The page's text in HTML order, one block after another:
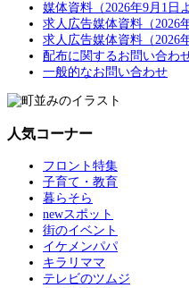
媒体資料（2026年9月1日
求人広告媒体資料（2026
求人広告媒体資料（2026
配布に関するお問い合わ
一般的なお問い合わせ
人気コーナー
フロント特集
子育て・教育
暮らそら
newスポット
街のイベント
イケメンパパ
キラリママ
テレビのツムジ